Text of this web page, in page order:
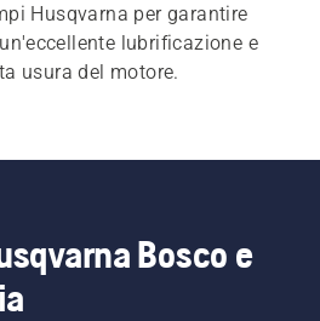
Husqvarna per garantire
lubrificazione e
usura del motore.
Bosco e